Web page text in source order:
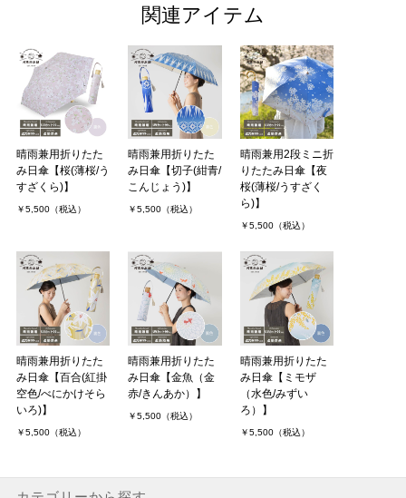
関連アイテム
晴雨兼用折りたた
み日傘【桜(薄桜/う
すざくら)】
￥5,500（税込）
晴雨兼用折りたた
み日傘【切子(紺青/
こんじょう)】
￥5,500（税込）
晴雨兼用2段ミニ折
りたたみ日傘【夜
桜(薄桜/うすざく
ら)】
￥5,500（税込）
晴雨兼用折りたた
み日傘【百合(紅掛
空色/べにかけそら
いろ)】
￥5,500（税込）
晴雨兼用折りたた
み日傘【金魚（金
赤/きんあか）】
￥5,500（税込）
晴雨兼用折りたた
み日傘【ミモザ
（水色/みずい
ろ）】
￥5,500（税込）